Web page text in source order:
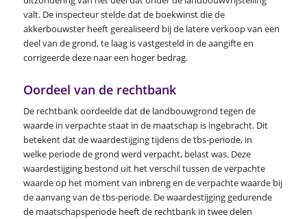
valt. De inspecteur stelde dat de boekwinst die de
akkerbouwster heeft gerealiseerd bij de latere verkoop van een
deel van de grond, te laag is vastgesteld in de aangifte en
corrigeerde deze naar een hoger bedrag.
Oordeel van de rechtbank
De rechtbank oordeelde dat de landbouwgrond tegen de
waarde in verpachte staat in de maatschap is ingebracht. Dit
betekent dat de waardestijging tijdens de tbs-periode, in
welke periode de grond werd verpacht, belast was. Deze
waardestijging bestond uit het verschil tussen de verpachte
waarde op het moment van inbreng en de verpachte waarde bij
de aanvang van de tbs-periode. De waardestijging gedurende
de maatschapsperiode heeft de rechtbank in twee delen